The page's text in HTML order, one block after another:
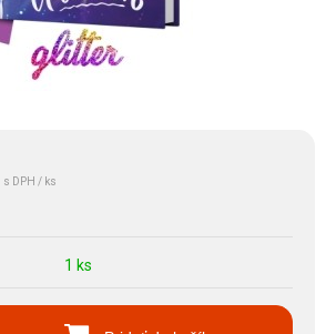
s DPH / ks
1 ks